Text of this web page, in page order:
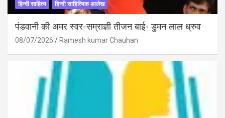
हिन्दी साहित्य हिन्दी साहित्यिक आलेख
पंडवानी की अमर स्वर-सम्राज्ञी तीजन बाई- डुमन लाल ध्रुव
08/07/2026 Ramesh kumar Chauhan